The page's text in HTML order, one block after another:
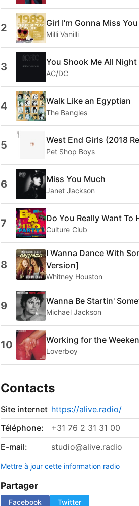
2 Girl I'm Gonna Miss You
Milli Vanilli
3 You Shook Me All Night
AC/DC
4 Walk Like an Egyptian
The Bangles
5 West End Girls (2018
Pet Shop Boys
6 Miss You Much
Janet Jackson
7 Do You Really Want To
Culture Club
8
I Wanna Dance With
Version]
Whitney Houston
9 Wanna Be Startin'
Michael Jackson
10 Working for the
Loverboy
Contacts
Site internet https://alive.radio/
Téléphone:
+31 76 2 31 31 00
E-mail:
studio@alive.radio
Mettre à jour cette information radio
Partager
Facebook Twitter